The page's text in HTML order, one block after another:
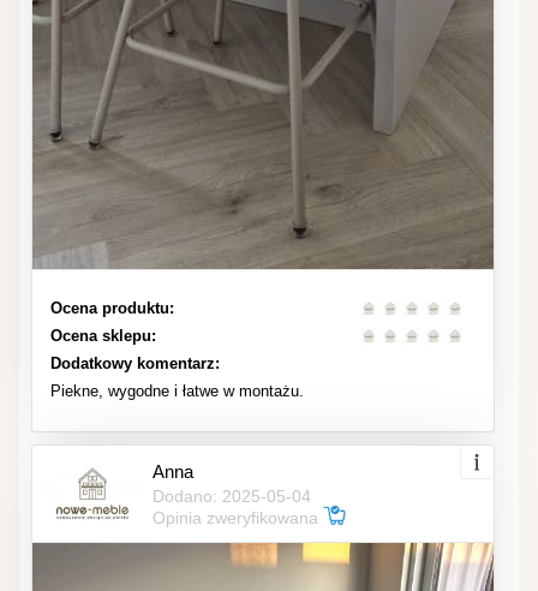
Ocena produktu:
Ocena sklepu:
Dodatkowy komentarz:
Piekne, wygodne i łatwe w montażu.
Anna
Dodano: 2025-05-04
Opinia zweryfikowana